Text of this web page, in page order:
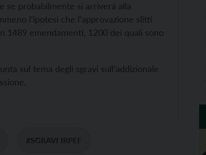
se probabilmente si arriverà alla
l’ipotesi che l’approvazione slitti
1489 emendamenti, 1200 dei quali sono
sul tema degli sgravi sull’addizionale
#SGRAVI IRPEF